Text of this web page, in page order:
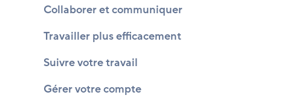
Collaborer et communiquer
Travailler plus efficacement
Suivre votre travail
Gérer votre compte